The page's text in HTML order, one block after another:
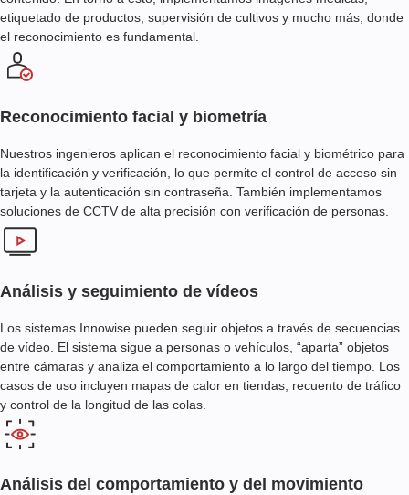
etiquetado de productos, supervisión de cultivos y mucho más, donde
el reconocimiento es fundamental.
Reconocimiento facial y biometría
Nuestros ingenieros aplican el reconocimiento facial y biométrico para
la identificación y verificación, lo que permite el control de acceso sin
tarjeta y la autenticación sin contraseña. También implementamos
soluciones de CCTV de alta precisión con verificación de personas.
Análisis y seguimiento de vídeos
Los sistemas Innowise pueden seguir objetos a través de secuencias
de vídeo. El sistema sigue a personas o vehículos, “aparta” objetos
entre cámaras y analiza el comportamiento a lo largo del tiempo. Los
casos de uso incluyen mapas de calor en tiendas, recuento de tráfico
y control de la longitud de las colas.
Análisis del comportamiento y del movimiento